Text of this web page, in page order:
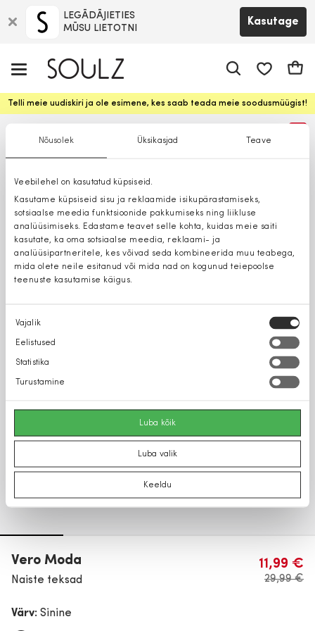
Nõusolek Üksikasjad Teave
Veebilehel on kasutatud küpsiseid.
Kasutame küpsiseid sisu ja reklaamide isikupärastamiseks,
sotsiaalse meedia funktsioonide pakkumiseks ning liikluse
analüüsimiseks. Edastame teavet selle kohta, kuidas meie saiti
kasutate, ka oma sotsiaalse meedia, reklaami- ja
analüüsipartneritele, kes võivad seda kombineerida muu teabega,
mida olete neile esitanud või mida nad on kogunud teiepoolse
teenuste kasutamise käigus.
Nõusoleku
valik
Vajalik
Eelistused
Statistika
Turustamine
Luba kõik
Luba valik
Keeldu
LEGĀDĀJIETIES
MŪSU LIETOTNI
Kasutage
Telli meie uudiskiri ja ole esimene, kes saab teada meie soodusmüügist!
Vero Moda
Naiste teksad
11,99 €
29,99 €
Värv: Sinine